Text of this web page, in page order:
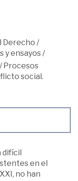
Derecho /
y ensayos /
/Procesos
social.
difícil
en el
no han